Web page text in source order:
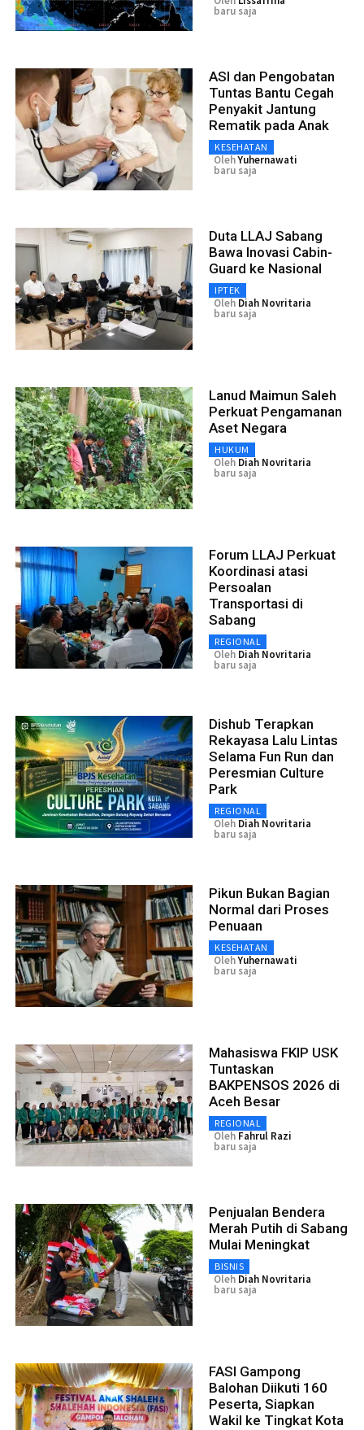
baru saja
ASI dan Pengobatan
Tuntas Bantu Cegah
Penyakit Jantung
Rematik pada Anak
KESEHATAN
OlehYuhernawati
baru saja
Duta LLAJ Sabang
Bawa Inovasi Cabin-
Guard ke Nasional
IPTEK
Oleh Diah Novritaria
baru saja
Lanud Maimun Saleh
Perkuat Pengamanan
Aset Negara
HUKUM
Oleh Diah Novritaria
baru saja
Forum LLAJ Perkuat
Koordinasi atasi
Persoalan
Transportasi di
Sabang
REGIONAL
Oleh Diah Novritaria
baru saja
Dishub Terapkan
Rekayasa Lalu Lintas
Selama Fun Run dan
Peresmian Culture
Park
REGIONAL
Oleh Diah Novritaria
baru saja
Pikun Bukan Bagian
Normal dari Proses
Penuaan
KESEHATAN
OlehYuhernawati
baru saja
Mahasiswa FKIP USK
Tuntaskan
BAKPENSOS 2026 di
Aceh Besar
REGIONAL
Oleh Fahrul Razi
baru saja
Penjualan Bendera
Merah Putih di Sabang
Mulai Meningkat
BISNIS
Oleh Diah Novritaria
baru saja
FASI Gampong
Balohan Diikuti 160
Peserta, Siapkan
Wakil ke Tingkat Kota